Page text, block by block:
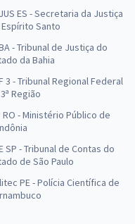
ES - Secretaria da Justiça
Santo
- Tribunal de Justiça do
da Bahia
3 - Tribunal Regional Federal
Região
RO - Ministério Público de
SP - Tribunal de Contas do
de São Paulo
PE - Polícia Científica de